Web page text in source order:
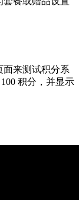
面来测试积分系
积分，并显示